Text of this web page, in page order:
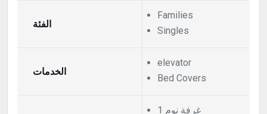
الفئة
Families
Singles
الخدمات
elevator
Bed Covers
1 غرفة نوم